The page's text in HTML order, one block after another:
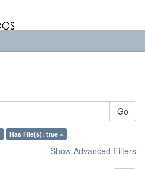
Go
Has File(s): true ×
Show Advanced Filters